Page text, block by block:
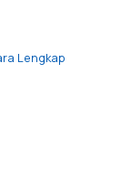
Lengkap